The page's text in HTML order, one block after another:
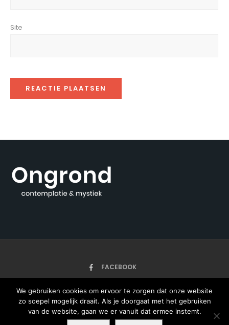
Site
FACEBOOK
HOME ARTIKELEN ONZE AUTEURS OVER
We gebruiken cookies om ervoor te zorgen dat onze website
zo soepel mogelijk draait. Als je doorgaat met het gebruiken
van de website, gaan we er vanuit dat ermee instemt.